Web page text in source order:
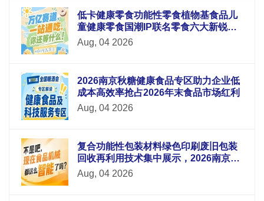
低卡健康零食功能性零食植物基食品儿
童健康零食国潮IP联名零食六大新锐板
块重磅升级
Aug, 04 2026
2026南京秋糖健康食品专区助力企业低
成本高效率抢占2026年末食品市场红利
Aug, 04 2026
复合功能性包装材料绿色印刷废旧包装
回收再利用技术集中展示，2026南京秋
糖9号馆循环经济
Aug, 04 2026